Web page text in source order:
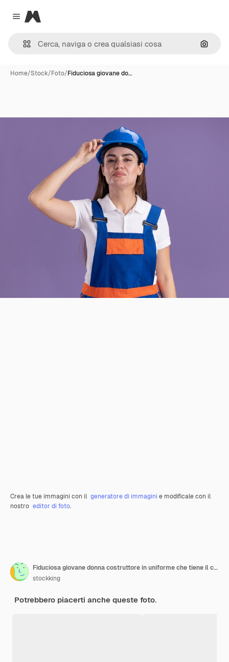
Close menu
Magnific
Cerca
Home/Stock/Foto/Fiduciosa giovane do…
Crea le tue immagini con il generatore di immagini e modificale con il
nostro editor di foto.
Fiduciosa giovane donna costruttore in uniforme che tiene il casco di sicurezza isolato sulla parete viola
stockking
Potrebbero piacerti anche queste foto.